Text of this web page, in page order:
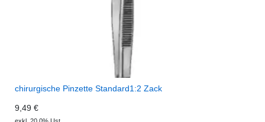
chirurgische Pinzette Standard1:2 Zack
9,49 €